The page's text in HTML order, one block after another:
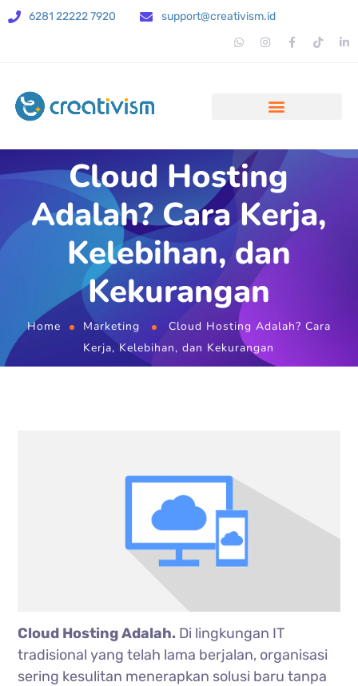
6281 22222 7920 support@creativism.id
Cloud Hosting
Adalah? Cara Kerja,
Kelebihan, dan
Kekurangan
Home Marketing
Cloud Hosting Adalah? Cara
Kerja, Kelebihan, dan Kekurangan
Cloud Hosting Adalah. Di lingkungan IT
tradisional yang telah lama berjalan, organisasi
sering kesulitan menerapkan solusi baru tanpa